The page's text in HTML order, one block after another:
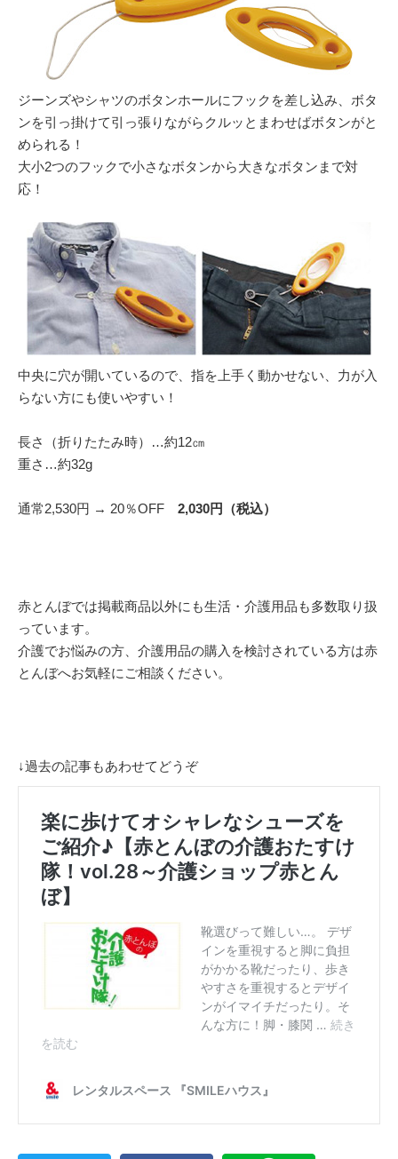
ジーンズやシャツのボタンホールにフックを差し込み、ボタ
ンを引っ掛けて引っ張りながらクルッとまわせばボタンがと
められる！
大小2つのフックで小さなボタンから大きなボタンまで対
応！
中央に穴が開いているので、指を上手く動かせない、力が入
らない方にも使いやすい！
長さ（折りたたみ時）…約12㎝
重さ…約32g
通常2,530円 → 20％OFF 2,030円（税込）
赤とんぼでは掲載商品以外にも生活・介護用品も多数取り扱
っています。
介護でお悩みの方、介護用品の購入を検討されている方は赤
とんぼへお気軽にご相談ください。
↓過去の記事もあわせてどうぞ